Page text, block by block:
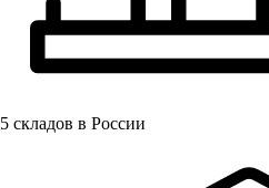
5 складов в России